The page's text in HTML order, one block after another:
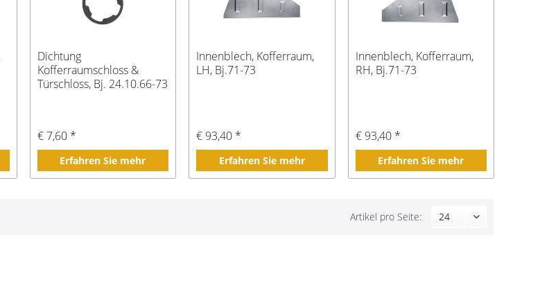
Dichtung
Kofferraumschloss &
Türschloss, Bj. 24.10.66-73
€ 7,60 *
Erfahren Sie mehr
Innenblech, Kofferraum,
LH, Bj.71-73
€ 93,40 *
Erfahren Sie mehr
Innenblech, Kofferraum,
RH, Bj.71-73
€ 93,40 *
Erfahren Sie mehr
Artikel pro Seite: